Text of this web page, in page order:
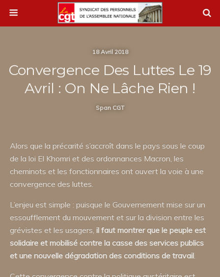
18 Avril 2018
Convergence Des Luttes Le 19
Avril : On Ne Lâche Rien !
Span CGT
Alors que la précarité s’accroît dans le pays sous le coup
de la loi El Khomri et des ordonnances Macron, les
cheminots et les fonctionnaires ont ouvert la voie à une
convergence des luttes.
L’enjeu est simple : puisque le Gouvernement mise sur un
essoufflement du mouvement et sur la division entre les
grévistes et les usagers, il faut montrer que le peuple est
solidaire et mobilisé contre la casse des services publics
et une nouvelle dégradation des conditions de travail.